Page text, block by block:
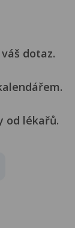
dotaz.
od lékařů.